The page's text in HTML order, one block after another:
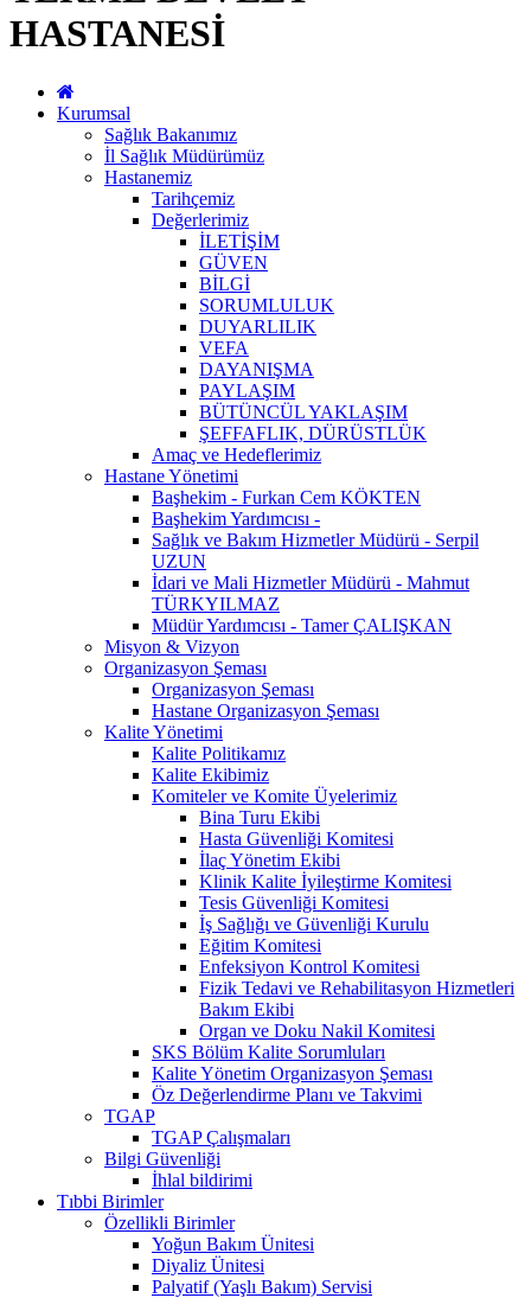
HASTANESİ
Kurumsal
Sağlık Bakanımız
İl Sağlık Müdürümüz
Hastanemiz
Tarihçemiz
Değerlerimiz
İLETİŞİM
GÜVEN
BİLGİ
SORUMLULUK
DUYARLILIK
VEFA
DAYANIŞMA
PAYLAŞIM
BÜTÜNCÜL YAKLAŞIM
ŞEFFAFLIK, DÜRÜSTLÜK
Amaç ve Hedeflerimiz
Hastane Yönetimi
Başhekim - Furkan Cem KÖKTEN
Başhekim Yardımcısı -
Sağlık ve Bakım Hizmetler Müdürü - Serpil
UZUN
İdari ve Mali Hizmetler Müdürü - Mahmut
TÜRKYILMAZ
Müdür Yardımcısı - Tamer ÇALIŞKAN
Misyon & Vizyon
Organizasyon Şeması
Organizasyon Şeması
Hastane Organizasyon Şeması
Kalite Yönetimi
Kalite Politikamız
Kalite Ekibimiz
Komiteler ve Komite Üyelerimiz
Bina Turu Ekibi
Hasta Güvenliği Komitesi
İlaç Yönetim Ekibi
Klinik Kalite İyileştirme Komitesi
Tesis Güvenliği Komitesi
İş Sağlığı ve Güvenliği Kurulu
Eğitim Komitesi
Enfeksiyon Kontrol Komitesi
Fizik Tedavi ve Rehabilitasyon Hizmetleri
Bakım Ekibi
Organ ve Doku Nakil Komitesi
SKS Bölüm Kalite Sorumluları
Kalite Yönetim Organizasyon Şeması
Öz Değerlendirme Planı ve Takvimi
TGAP
TGAP Çalışmaları
Bilgi Güvenliği
İhlal bildirimi
Tıbbi Birimler
Özellikli Birimler
Yoğun Bakım Ünitesi
Diyaliz Ünitesi
Palyatif (Yaşlı Bakım) Servisi